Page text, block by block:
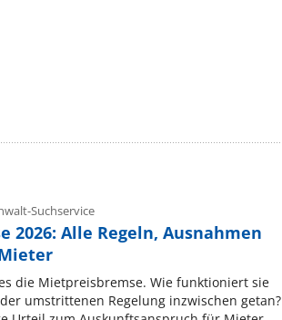
Suchservice
2026: Alle Regeln, Ausnahmen
die Mietpreisbremse. Wie funktioniert sie
umstrittenen Regelung inzwischen getan?